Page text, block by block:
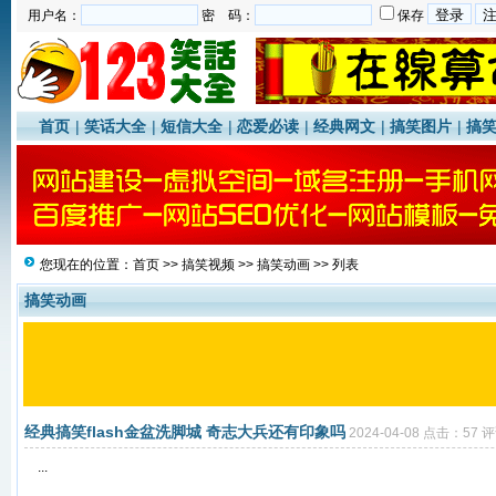
用户名： 密 码： 保存
首页 |笑话大全 |短信大全 |恋爱必读 |经典网文 |搞笑图片 |搞
您现在的位置： 首页 >> 搞笑视频 >> 搞笑动画 >> 列表
搞笑动画
经典搞笑flash金盆洗脚城 奇志大兵还有印象吗 2024-04-08 点击：57
...